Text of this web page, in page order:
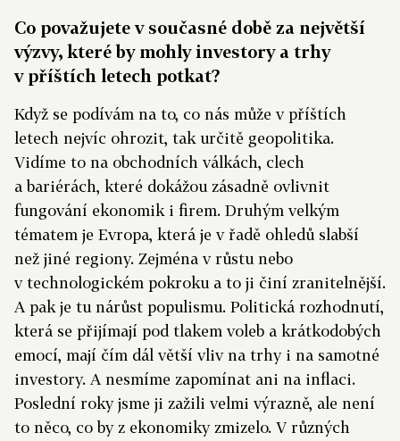
Co považujete v současné době za největší
výzvy, které by mohly investory a trhy
v příštích letech potkat?
Když se podívám na to, co nás může v příštích
letech nejvíc ohrozit, tak určitě geopolitika.
Vidíme to na obchodních válkách, clech
a bariérách, které dokážou zásadně ovlivnit
fungování ekonomik i firem. Druhým velkým
tématem je Evropa, která je v řadě ohledů slabší
než jiné regiony. Zejména v růstu nebo
v technologickém pokroku a to ji činí zranitelnější.
A pak je tu nárůst populismu. Politická rozhodnutí,
která se přijímají pod tlakem voleb a krátkodobých
emocí, mají čím dál větší vliv na trhy i na samotné
investory. A nesmíme zapomínat ani na inflaci.
Poslední roky jsme ji zažili velmi výrazně, ale není
to něco, co by z ekonomiky zmizelo. V různých